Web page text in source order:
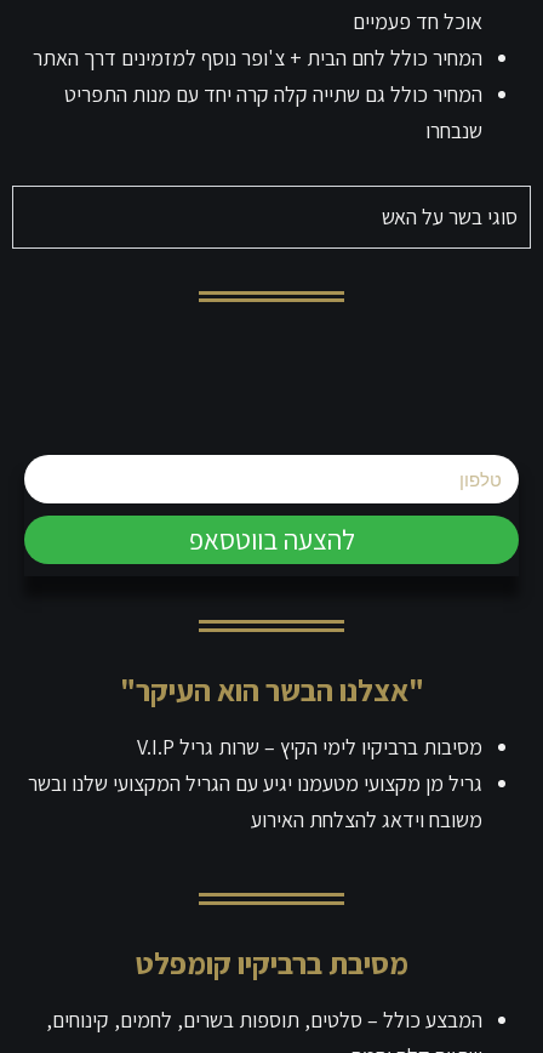
אוכל חד פעמיים
המחיר כולל לחם הבית + צ'ופר נוסף למזמינים דרך האתר
המחיר כולל גם שתייה קלה קרה יחד עם מנות התפריט
שנבחרו
סוגי בשר על האש
להצעה בווטסאפ
"אצלנו הבשר הוא העיקר"
מסיבות ברביקיו לימי הקיץ – שרות גריל V.I.P
גריל מן מקצועי מטעמנו יגיע עם הגריל המקצועי שלנו ובשר
משובח וידאג להצלחת האירוע
מסיבת ברביקיו קומפלט
המבצע כולל – סלטים, תוספות בשרים, לחמים, קינוחים,